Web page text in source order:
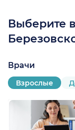
Выберите
Врачи
Взрослые